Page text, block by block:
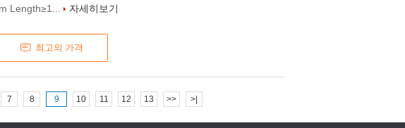
최고의 가격
Length≥1...
자세히보기
7 8 9 10 11 12 13 >> >|